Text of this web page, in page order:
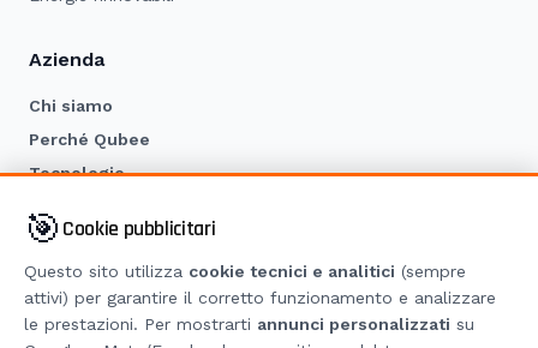
Azienda
Chi siamo
Perché Qubee
Tecnologie
Blog
Contatti
Drone Check-Up
🎯 Cookie pubblicitari
Questo sito utilizza cookie tecnici e analitici (sempre
attivi) per garantire il corretto funzionamento e analizzare
le prestazioni. Per mostrarti annunci personalizzati su